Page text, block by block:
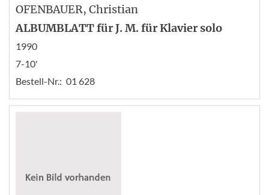
OFENBAUER, Christian
ALBUMBLATT für J. M. für Klavier solo
1990
7-10'
Bestell-Nr.: 01 628